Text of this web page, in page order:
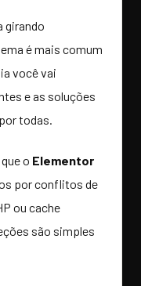
girando
é mais comum
você vai
e as soluções
todas.
o Elementor
por conflitos de
ou cache
são simples